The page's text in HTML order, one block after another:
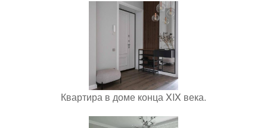
Квартира в доме конца XIX века.